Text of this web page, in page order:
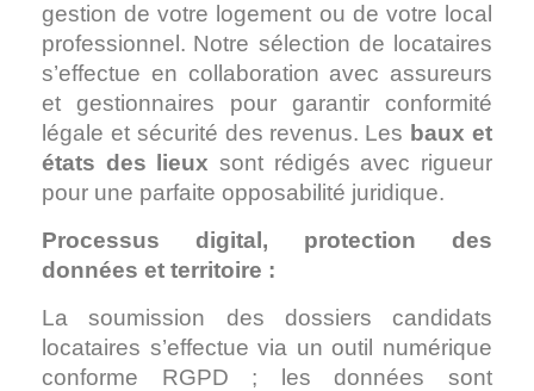
gestion de votre logement ou de votre local
professionnel. Notre sélection de locataires
s’effectue en collaboration avec assureurs
et gestionnaires pour garantir conformité
légale et sécurité des revenus. Les baux et
états des lieux sont rédigés avec rigueur
pour une parfaite opposabilité juridique.
Processus digital, protection des
données et territoire :
La soumission des dossiers candidats
locataires s’effectue via un outil numérique
conforme RGPD ; les données sont